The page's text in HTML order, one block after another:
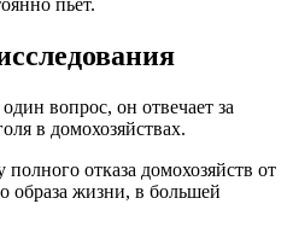
вопрос, он отвечает за
в домохозяйствах.
полного отказа домохозяйств от
образа жизни, в большей